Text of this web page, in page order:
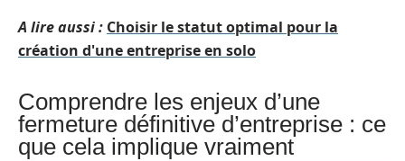
A lire aussi : Choisir le statut optimal pour la
création d'une entreprise en solo
Comprendre les enjeux d’une
fermeture définitive d’entreprise : ce
que cela implique vraiment